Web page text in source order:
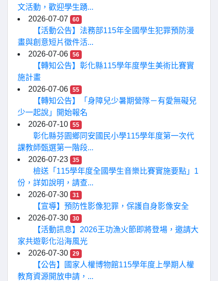
文活動，歡迎學生踴...
2026-07-07
60
【活動公告】法務部115年全國學生犯罪預防漫
畫與創意短片徵件活...
2026-07-06
56
【轉知公告】彰化縣115學年度學生美術比賽實
施計畫
2026-07-06
55
【轉知公告】「身障兒少暑期營隊－有愛無礙兒
少一起說」開始報名
2026-07-10
55
彰化縣芬園鄉同安國民小學115學年度第一次代
課教師甄選第一階段...
2026-07-23
35
檢送「115學年度全國學生音樂比賽實施要點」1
份，詳如說明，請查...
2026-07-30
31
【宣導】預防性影像犯罪，保護自身影像安全
2026-07-30
30
【活動訊息】2026王功漁火節即將登場，邀請大
家共遊彰化沿海風光
2026-07-30
29
【公告】國家人權博物館115學年度上學期人權
教育資源開放申請，...